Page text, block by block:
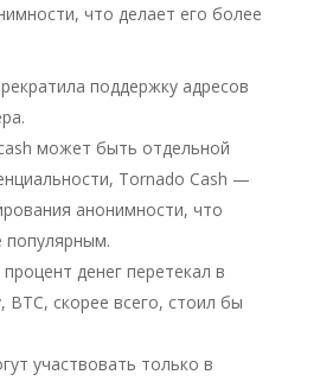
что делает его более
поддержку адресов
может быть отдельной
Tornado Cash —
анонимности, что
популярным.
денег перетекал в
BTC, скорее всего, стоил бы
участвовать только в